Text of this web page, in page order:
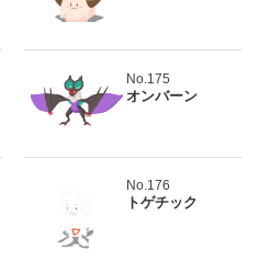
No.175
オンバーン
No.176
トゲチック